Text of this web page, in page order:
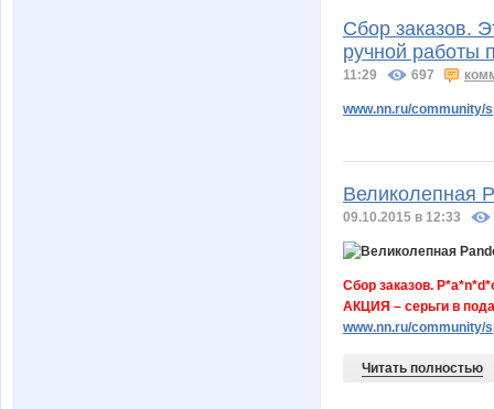
Сбор заказов.
ручной работы
11:29 697
www.nn.ru/community/
Великолепная
09.10.2015 в 12:33
Сбор заказов.
АКЦИЯ – серьги в
www.nn.ru/community/
Читать полностью